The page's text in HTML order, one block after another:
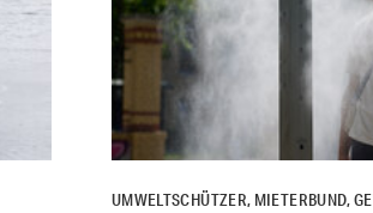
UMWELTSCHÜTZER, MIETERBUND,